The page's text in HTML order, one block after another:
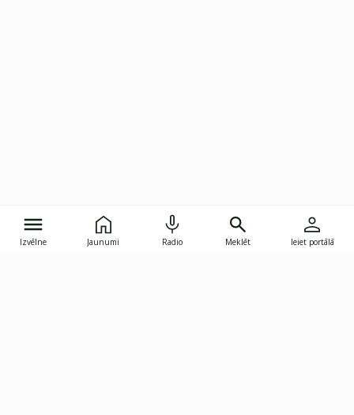
Izvēlne Jaunumi Radio Meklēt Ieiet portālā